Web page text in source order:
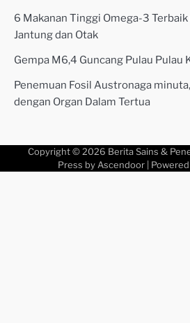
6 Makanan Tinggi Omega-3
Jantung dan Otak
Gempa M6,4 Guncang Pulau Pulau
Penemuan Fosil Austronaga
dengan Organ Dalam Tertua
Copyright © 2026 Berita Sains &
Press by Ascendoor |